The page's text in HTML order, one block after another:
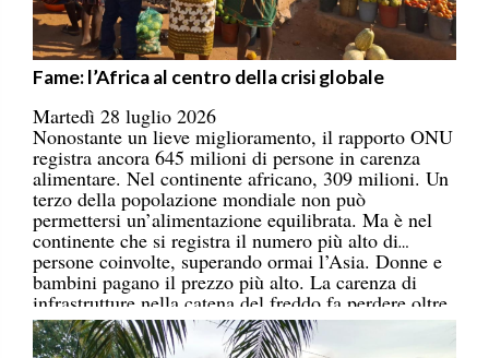
Fame: l’Africa al centro della crisi globale
Martedì 28 luglio 2026
Nonostante un lieve miglioramento, il rapporto ONU
registra ancora 645 milioni di persone in carenza
alimentare. Nel continente africano, 309 milioni. Un
terzo della popolazione mondiale non può
permettersi un’alimentazione equilibrata. Ma è nel
continente che si registra il numero più alto di
persone coinvolte, superando ormai l’Asia. Donne e
bambini pagano il prezzo più alto. La carenza di
infrastrutture nella catena del freddo fa perdere oltre
un terzo della produzione di frutta, verdura, pesce e
latticini.